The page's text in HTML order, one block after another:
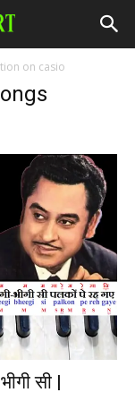
on casio
सी |